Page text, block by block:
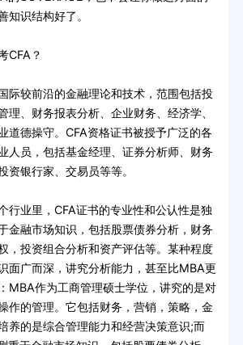
知识结构好了。
？
较前沿的金融理论和技术，范围包括投
理、财务报表分析、企业财务、经济学、
道德操守。CFA资格证书被授予广泛的各
人员，包括基金经理、证券分析师、财务
资银行家、交易员等等。
业里，CFA证书的专业性和公认性是独
金融市场知识，包括股票债券分析，财务
，投资组合分析和资产评估等。某种程度
面广而深，讲究分析能力，甚至比MBA更
MBA作为工商管理硕士学位，讲究的是对
作的管理。它包括财务，营销，策略，金
养的是综合管理能力和经营决策意识;而